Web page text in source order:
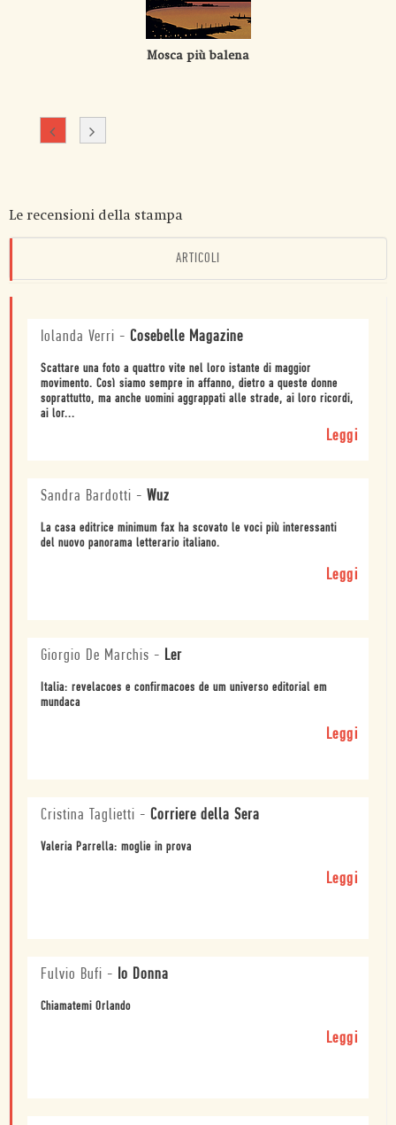
Mosca più balena
Le recensioni della stampa
ARTICOLI
Iolanda Verri - Cosebelle Magazine
Scattare una foto a quattro vite nel loro istante di maggior
movimento. Così siamo sempre in affanno, dietro a queste donne
soprattutto, ma anche uomini aggrappati alle strade, ai loro ricordi,
ai lor...
Leggi
Sandra Bardotti - Wuz
La casa editrice minimum fax ha scovato le voci più interessanti
del nuovo panorama letterario italiano.
Leggi
Giorgio De Marchis - Ler
Italia: revelacoes e confirmacoes de um universo editorial em
mundaca
Leggi
Cristina Taglietti - Corriere della Sera
Valeria Parrella: moglie in prova
Leggi
Fulvio Bufi - Io Donna
Chiamatemi Orlando
Leggi